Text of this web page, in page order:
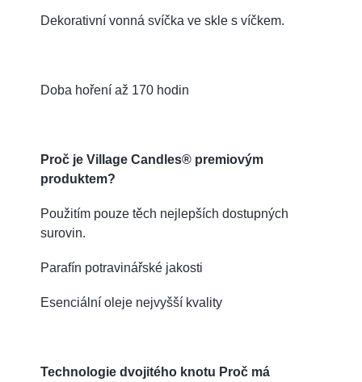
Dekorativní vonná svíčka ve skle s víčkem.
Doba hoření až 170 hodin
Proč je Village Candles® premiovým
produktem?
Použitím pouze těch nejlepších dostupných
surovin.
Parafín potravinářské jakosti
Esenciální oleje nejvyšší kvality
Technologie dvojitého knotu Proč má